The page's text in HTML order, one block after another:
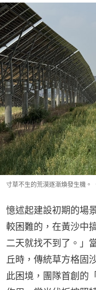
寸草不生的荒漠逐漸煥發生機。
憶述起建設初期的場
較困難的，在黃沙中
二天就找不到了。」
丘時，傳統草方格固
此困境，團隊首創的